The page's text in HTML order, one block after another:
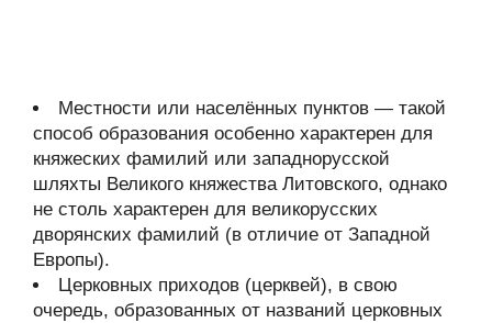
Местности или населённых пунктов — такой
способ образования особенно характерен для
княжеских фамилий или западнорусской
шляхты Великого княжества Литовского, однако
не столь характерен для великорусских
дворянских фамилий (в отличие от Западной
Европы).
Церковных приходов (церквей), в свою
очередь, образованных от названий церковных